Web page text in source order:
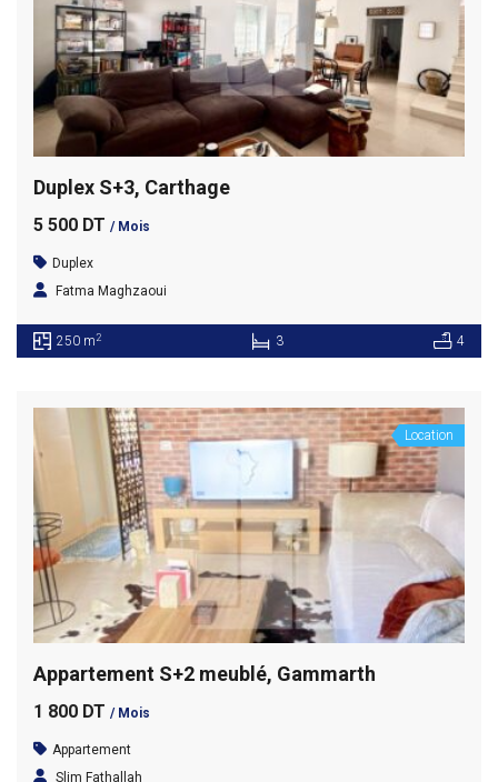
Duplex S+3, Carthage
5 500 DT / Mois
Duplex
Fatma Maghzaoui
250 m2 3 4
Location
Appartement S+2 meublé, Gammarth
1 800 DT / Mois
Appartement
Slim Fathallah